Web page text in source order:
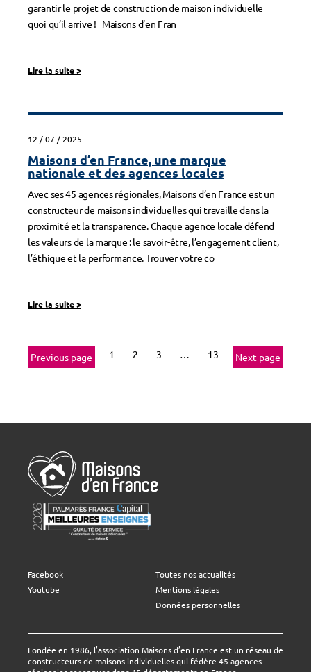
garantir le projet de construction de maison individuelle
quoi qu’il arrive ! Maisons d’en Fran
Lire la suite>
12 / 07 / 2025
Maisons d’en France, une marque
nationale et des agences locales
Avec ses 45 agences régionales, Maisons d’en France est un
constructeur de maisons individuelles qui travaille dans la
proximité et la transparence. Chaque agence locale défend
les valeurs de la marque : le savoir-être, l’engagement client,
l’éthique et la performance. Trouver votre co
Lire la suite>
Previous page 1 2 3 … 13 Next page
Facebook
Youtube
Toutes nos actualités
Mentions légales
Données personnelles
Fondée en 1986, l’association Maisons d’en France est un réseau de
constructeurs de maisons individuelles qui fédère 45 agences